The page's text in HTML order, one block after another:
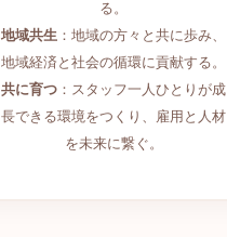
る。
地域共生 ：地域の方々と共に歩み、
地域経済と社会の循環に貢献する。
共に育つ ：スタッフ一人ひとりが成
長できる環境をつくり、雇用と人材
を未来に繋ぐ。